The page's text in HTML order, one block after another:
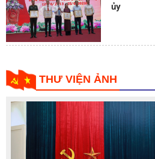
ủy
THƯ VIỆN ẢNH